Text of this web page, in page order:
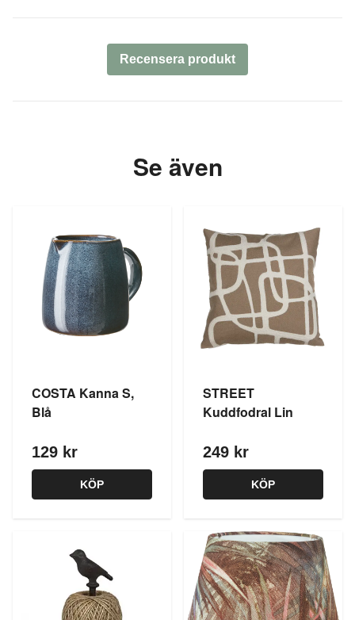
Recensera produkt
Se även
COSTA Kanna S,
Blå
129 kr
KÖP
STREET
Kuddfodral Lin
249 kr
KÖP